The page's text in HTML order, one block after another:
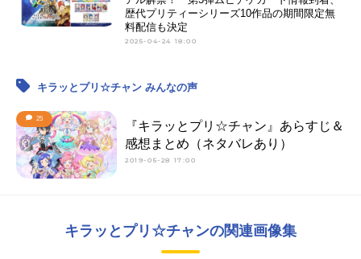
歴代プリティーシリーズ10作品の期間限定無
料配信も決定
2025-04-24 18:00
キラッとプリ☆チャン みんなの声
25
『キラッとプリ☆チャン』あらすじ＆
感想まとめ（ネタバレあり）
2019-05-28 17:00
キラッとプリ☆チャンの関連画像集